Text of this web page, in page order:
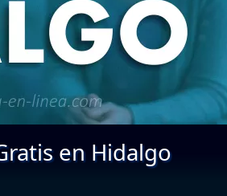
en Hidalgo